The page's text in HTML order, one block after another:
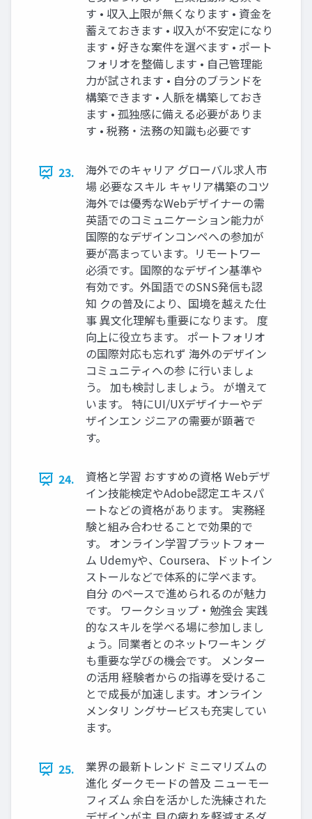
す • 収入上限が無くなります • 資金を
蓄えておきます • 収入が不安定になり
ます • 好きな案件を選べます • ポート
フォリオを整備します • 自己管理能
力が試されます • 自分のブランドを
構築できます • 人脈を構築しておき
ます • 孤独感に備える必要がありま
す • 税務・法務の知識も必要です
23.
海外でのキャリア グローバル求人市
場 必要なスキル キャリア構築のコツ
海外では優秀なWebデザイナーの需
英語でのコミュニケーション能力が
国際的なデザインコンペへの参加が
要が高まっています。リモートワー
必須です。国際的なデザイン基準や
有効です。外国語でのSNS発信も認
知 クの普及により、国境を越えた仕
事 異文化理解も重要になります。 度
向上に役立ちます。 ポートフォリオ
の国際対応も忘れず 海外のデザイン
コミュニティへの参 に行いましょ
う。 加も検討しましょう。 が増えて
います。 特にUI/UXデザイナーやデ
ザインエン ジニアの需要が顕著で
す。
24.
資格と学習 おすすめの資格 Webデザ
イン技能検定やAdobe認定エキスパ
ートなどの資格があります。 実務経
験と組み合わせることで効果的で
す。 オンライン学習プラットフォー
ム Udemyや、Coursera、ドットイン
ストールなどで体系的に学べます。
自分 のペースで進められるのが魅力
です。 ワークショップ・勉強会 実践
的なスキルを学べる場に参加しまし
ょう。同業者とのネットワーキン グ
も重要な学びの機会です。 メンター
の活用 経験者からの指導を受けるこ
とで成長が加速します。オンライン
メンタリ ングサービスも充実してい
ます。
25.
業界の最新トレンド ミニマリズムの
進化 ダークモードの普及 ニューモー
フィズム 余白を活かした洗練された